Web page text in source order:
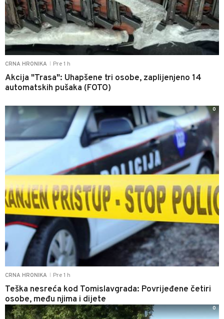
CRNA HRONIKA Pre 1 h
Akcija "Trasa": Uhapšene tri osobe, zaplijenjeno 14
automatskih pušaka (FOTO)
CRNA HRONIKA Pre 1 h
Teška nesreća kod Tomislavgrada: Povrijeđene četiri
osobe, među njima i dijete
0
0